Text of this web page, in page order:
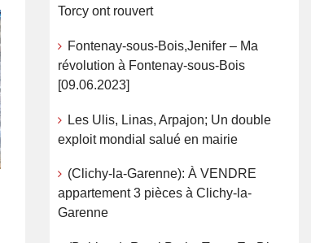
Torcy ont rouvert
Fontenay-sous-Bois,Jenifer – Ma
révolution à Fontenay-sous-Bois
[09.06.2023]
Les Ulis, Linas, Arpajon; Un double
exploit mondial salué en mairie
(Clichy-la-Garenne): À VENDRE
appartement 3 pièces à Clichy-la-
Garenne